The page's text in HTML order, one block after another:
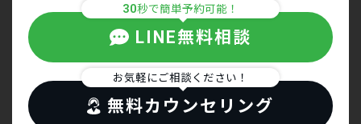
30秒で簡単予約可能！
LINE無料相談
お気軽にご相談ください！
無料カウンセリング